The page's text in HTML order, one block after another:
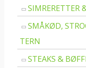
SIMRERETTER
SMÅKØD,
TERN
STEAKS &